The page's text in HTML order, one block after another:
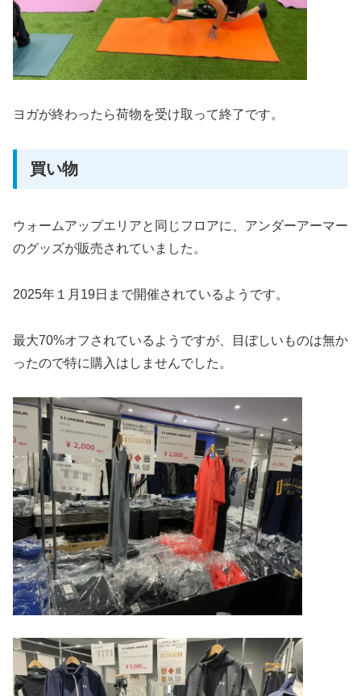
ヨガが終わったら荷物を受け取って終了です。
買い物
ウォームアップエリアと同じフロアに、アンダーアーマー
のグッズが販売されていました。
2025年１月19日まで開催されているようです。
最大70%オフされているようですが、目ぼしいものは無か
ったので特に購入はしませんでした。